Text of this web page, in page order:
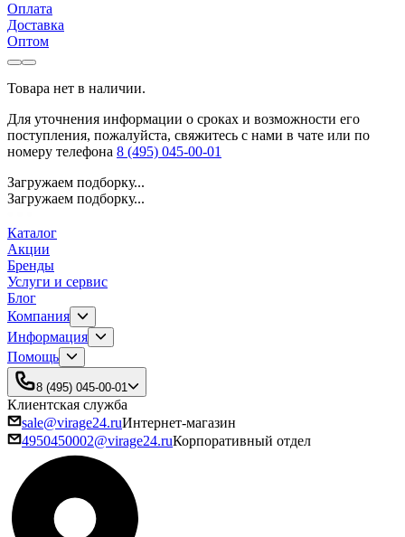
Оплата
Доставка
Оптом
Товара нет в наличии.
Для уточнения информации о сроках и возможности его
поступления, пожалуйста, свяжитесь с нами в чате или по
номеру телефона 8 (495) 045-00-01
Загружаем подборку...
Загружаем подборку...
Каталог
Акции
Бренды
Услуги и сервис
Блог
Компания
Информация
Помощь
8 (495) 045-00-01
Клиентская служба
sale@virage24.ruИнтернет-магазин
4950450002@virage24.ruКорпоративный отдел